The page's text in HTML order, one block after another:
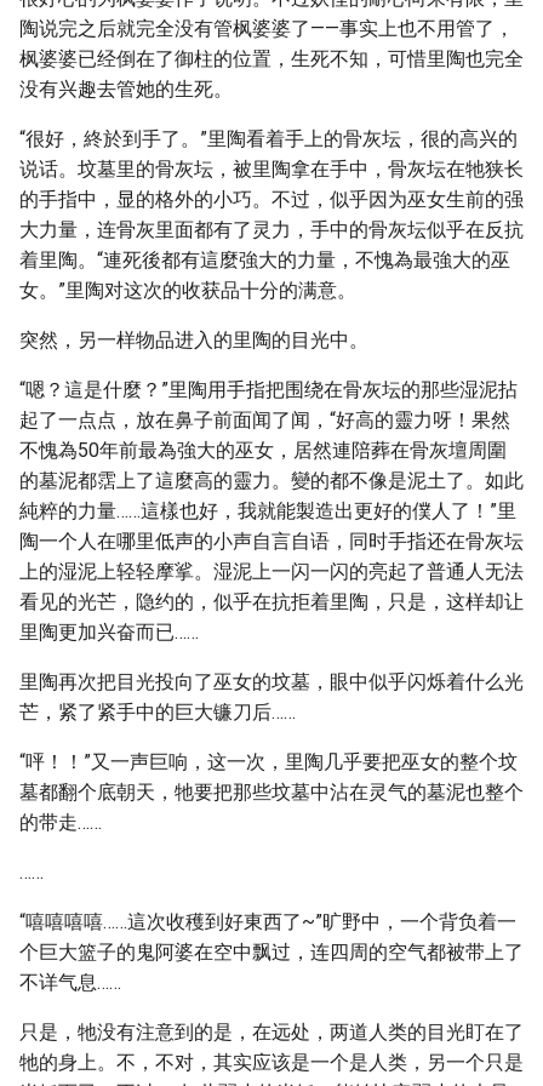
陶说完之后就完全没有管枫婆婆了——事实上也不用管了，
枫婆婆已经倒在了御柱的位置，生死不知，可惜里陶也完全
没有兴趣去管她的生死。
“很好，終於到手了。”里陶看着手上的骨灰坛，很的高兴的
说话。坟墓里的骨灰坛，被里陶拿在手中，骨灰坛在牠狭长
的手指中，显的格外的小巧。不过，似乎因为巫女生前的强
大力量，连骨灰里面都有了灵力，手中的骨灰坛似乎在反抗
着里陶。“連死後都有這麼強大的力量，不愧為最強大的巫
女。”里陶对这次的收获品十分的满意。
突然，另一样物品进入的里陶的目光中。
“嗯？這是什麼？”里陶用手指把围绕在骨灰坛的那些湿泥拈
起了一点点，放在鼻子前面闻了闻，“好高的靈力呀！果然
不愧為50年前最為強大的巫女，居然連陪葬在骨灰壇周圍
的墓泥都霑上了這麼高的靈力。變的都不像是泥土了。如此
純粹的力量……這樣也好，我就能製造出更好的僕人了！”里
陶一个人在哪里低声的小声自言自语，同时手指还在骨灰坛
上的湿泥上轻轻摩挲。湿泥上一闪一闪的亮起了普通人无法
看见的光芒，隐约的，似乎在抗拒着里陶，只是，这样却让
里陶更加兴奋而已……
里陶再次把目光投向了巫女的坟墓，眼中似乎闪烁着什么光
芒，紧了紧手中的巨大镰刀后……
“呯！！”又一声巨响，这一次，里陶几乎要把巫女的整个坟
墓都翻个底朝天，牠要把那些坟墓中沾在灵气的墓泥也整个
的带走……
……
“嘻嘻嘻嘻……這次收穫到好東西了~”旷野中，一个背负着一
个巨大篮子的鬼阿婆在空中飘过，连四周的空气都被带上了
不详气息……
只是，牠没有注意到的是，在远处，两道人类的目光盯在了
牠的身上。不，不对，其实应该是一个是人类，另一个只是